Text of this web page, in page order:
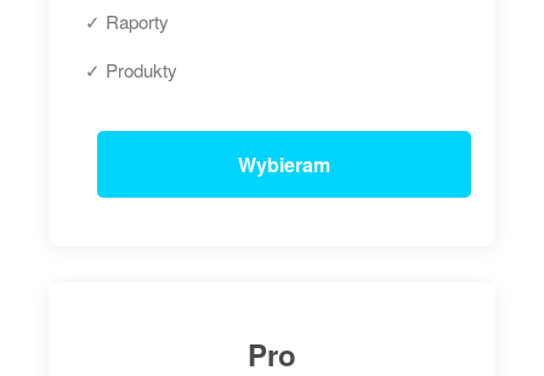
✓ Raporty
✓ Produkty
Wybieram
Pro